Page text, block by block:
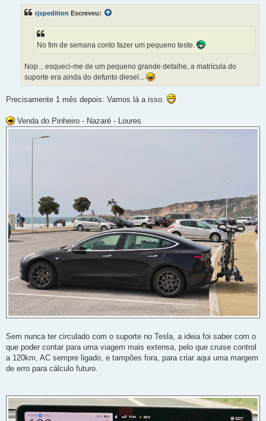
rjspedition Escreveu:
No fim de semana conto fazer um pequeno teste.
Nop... esqueci-me de um pequeno grande detalhe, a matrícula do
suporte era ainda do defunto diesel...
Precisamente 1 mês depois: Vamos lá a isso.
Venda do Pinheiro - Nazaré - Loures
Sem nunca ter circulado com o suporte no Tesla, a ideia foi saber com o
que poder contar para uma viagem mais extensa, pelo que cruise control
a 120km, AC sempre ligado, e tampões fora, para criar aqui uma margem
de erro para cálculo futuro.